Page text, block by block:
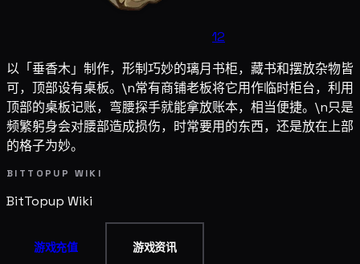
12
以「垂香木」制作，形制巧妙的璃月书柜，藏书和摆放杂物皆
可，顶部设有桌板。\n常有商铺老板将它用作临时柜台，利用
顶部的桌板记账，弯腰探手就能拿放账本，相当便捷。\n只是
频繁躬身会对腰部造成损伤，时常要用的东西，还是放在上部
的格子为妙。
BITTOPUP WIKI
BitTopup Wiki
游戏充值 游戏资讯